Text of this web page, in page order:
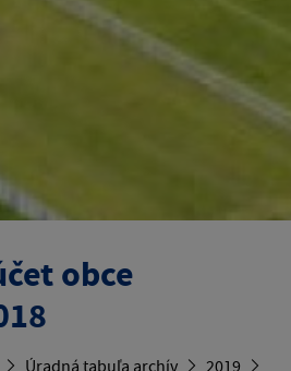
obce
Úradná tabuľa archív
2019